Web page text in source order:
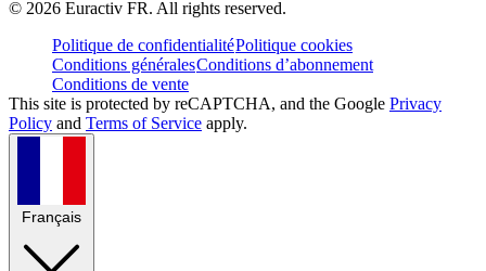
© 2026 Euractiv FR. All rights reserved.
Politique de confidentialitéPolitique cookies
Conditions généralesConditions d’abonnement
Conditions de vente
This site is protected by reCAPTCHA, and the Google Privacy
Policy and Terms of Service apply.
Français